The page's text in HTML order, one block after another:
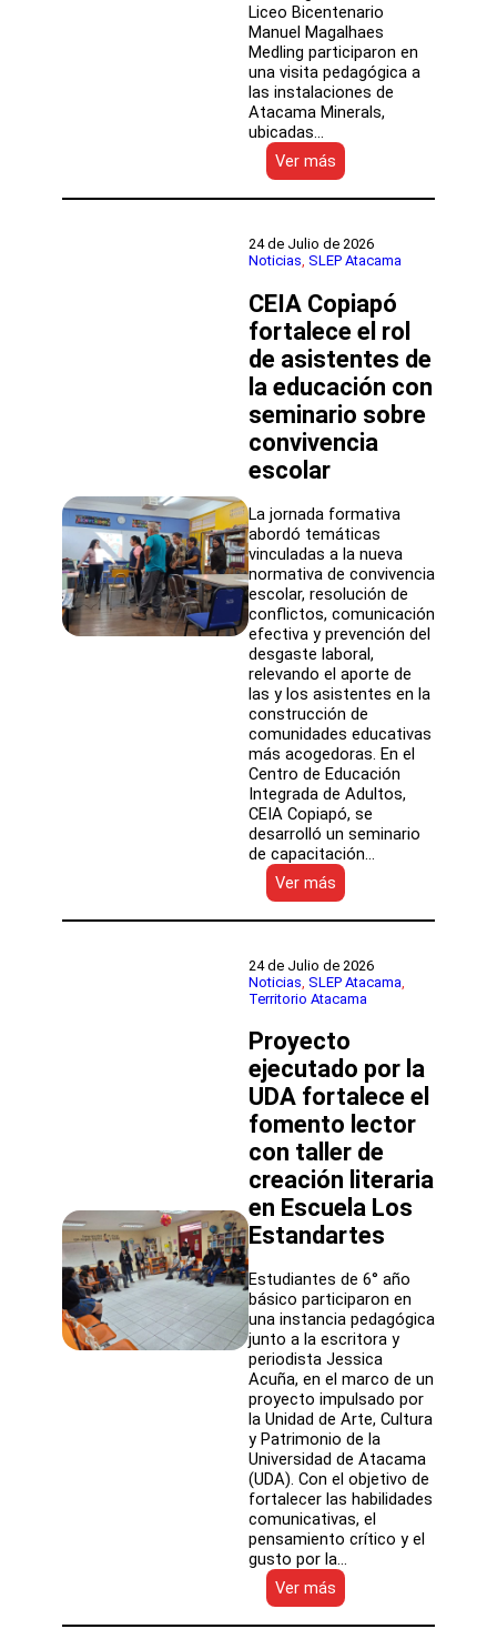
Liceo Bicentenario
Manuel Magalhaes
Medling participaron en
una visita pedagógica a
las instalaciones de
Atacama Minerals,
ubicadas…
Ver más
Estudiantes
del
Bicentenario
Manuel
Medling
fortalecieron
sus
aprendizajes
en
terreno
24 de Julio de 2026
Noticias, SLEP Atacama
CEIA Copiapó
fortalece el rol
de asistentes de
la educación con
seminario sobre
convivencia
escolar
La jornada formativa
abordó temáticas
vinculadas a la nueva
normativa de convivencia
escolar, resolución de
conflictos, comunicación
efectiva y prevención del
desgaste laboral,
relevando el aporte de
las y los asistentes en la
construcción de
comunidades educativas
más acogedoras. En el
Centro de Educación
Integrada de Adultos,
CEIA Copiapó, se
desarrolló un seminario
de capacitación…
Ver más
CEIA
Copiapó
el
rol
de
de
la
educación
con
seminario
sobre
convivencia
escolar
24 de Julio de 2026
Noticias SLEP Atacama
Territorio Atacama
Proyecto
ejecutado por la
UDA fortalece el
fomento lector
con taller de
creación literaria
en Escuela Los
Estandartes
Estudiantes de 6° año
básico participaron en
una instancia pedagógica
junto a la escritora y
periodista Jessica
Acuña, en el marco de un
proyecto impulsado por
la Unidad de Arte, Cultura
y Patrimonio de la
Universidad de Atacama
(UDA). Con el objetivo de
fortalecer las habilidades
comunicativas, el
pensamiento crítico y el
gusto por la…
Ver más
Proyecto
ejecutado